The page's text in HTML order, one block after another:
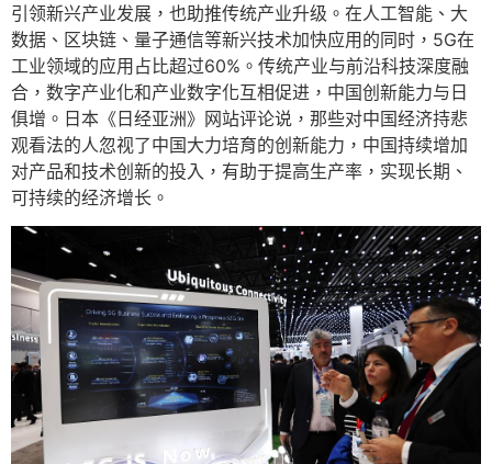
引领新兴产业发展，也助推传统产业升级。在人工智能、大
数据、区块链、量子通信等新兴技术加快应用的同时，5G在
工业领域的应用占比超过60%。传统产业与前沿科技深度融
合，数字产业化和产业数字化互相促进，中国创新能力与日
俱增。日本《日经亚洲》网站评论说，那些对中国经济持悲
观看法的人忽视了中国大力培育的创新能力，中国持续增加
对产品和技术创新的投入，有助于提高生产率，实现长期、
可持续的经济增长。